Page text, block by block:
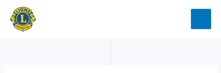
Przejdź
treści